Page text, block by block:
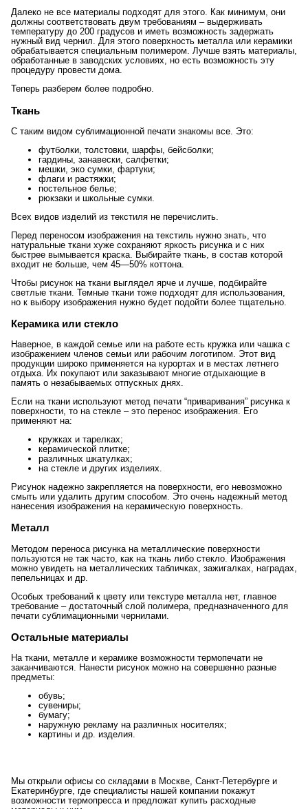
Далеко не все материалы подходят для этого. Как минимум, они
должны соответствовать двум требованиям – выдерживать
температуру до 200 градусов и иметь возможность задержать
нужный вид чернил. Для этого поверхность металла или керамики
обрабатывается специальным полимером. Лучше взять материалы,
обработанные в заводских условиях, но есть возможность эту
процедуру провести дома.
Теперь разберем более подробно.
Ткань
С таким видом сублимационной печати знакомы все. Это:
футболки, толстовки, шарфы, бейсболки;
гардины, занавески, салфетки;
мешки, эко сумки, фартуки;
флаги и растяжки;
постельное белье;
рюкзаки и школьные сумки.
Всех видов изделий из текстиля не перечислить.
Перед переносом изображения на текстиль нужно знать, что
натуральные ткани хуже сохраняют яркость рисунка и с них
быстрее вымывается краска. Выбирайте ткань, в состав которой
входит не больше, чем 45—50% коттона.
Чтобы рисунок на ткани выглядел ярче и лучше, подбирайте
светлые ткани. Темные ткани тоже подходят для использования,
но к выбору изображения нужно будет подойти более тщательно.
Керамика или стекло
Наверное, в каждой семье или на работе есть кружка или чашка с
изображением членов семьи или рабочим логотипом. Этот вид
продукции широко применяется на курортах и в местах летнего
отдыха. Их покупают или заказывают многие отдыхающие в
память о незабываемых отпускных днях.
Если на ткани используют метод печати “приваривания” рисунка к
поверхности, то на стекле – это перенос изображения. Его
применяют на:
кружках и тарелках;
керамической плитке;
различных шкатулках;
на стекле и других изделиях.
Рисунок надежно закрепляется на поверхности, его невозможно
смыть или удалить другим способом. Это очень надежный метод
нанесения изображения на керамическую поверхность.
Металл
Методом переноса рисунка на металлические поверхности
пользуются не так часто, как на ткань либо стекло. Изображения
можно увидеть на металлических табличках, зажигалках, наградах,
пепельницах и др.
Особых требований к цвету или текстуре металла нет, главное
требование – достаточный слой полимера, предназначенного для
печати сублимационными чернилами.
Остальные материалы
На ткани, металле и керамике возможности термопечати не
заканчиваются. Нанести рисунок можно на совершенно разные
предметы:
обувь;
сувениры;
бумагу;
наружную рекламу на различных носителях;
картины и др. изделия.
Мы открыли офисы со складами в Москве, Санкт-Петербурге и
Екатеринбурге, где специалисты нашей компании покажут
возможности термопресса и предложат купить расходные